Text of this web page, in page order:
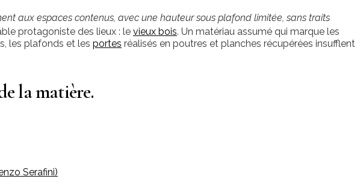
aux espaces contenus, avec une hauteur sous plafond limitée, sans traits
protagoniste des lieux : le vieux bois. Un matériau assumé qui marque les
les plafonds et les portes réalisés en poutres et planches récupérées insufflent
la matière.